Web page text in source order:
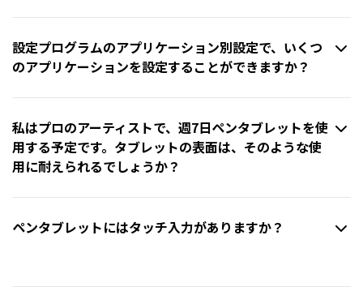
設定プログラムのアプリケーション別設定で、いくつ
のアプリケーションを設定することができますか？
私はプロのアーティストで、週7日ペンタブレットを使
用する予定です。タブレットの表面は、そのような使
用に耐えられるでしょうか？
ペンタブレットにはタッチ入力がありますか？